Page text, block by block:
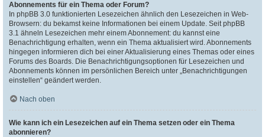
Abonnements für ein Thema oder Forum?
In phpBB 3.0 funktionierten Lesezeichen ähnlich den Lesezeichen in Web-
Browsern: du bekamst keine Informationen bei einem Update. Seit phpBB
3.1 ähneln Lesezeichen mehr einem Abonnement: du kannst eine
Benachrichtigung erhalten, wenn ein Thema aktualisiert wird. Abonnements
hingegen informieren dich bei einer Aktualisierung eines Themas oder eines
Forums des Boards. Die Benachrichtigungsoptionen für Lesezeichen und
Abonnements können im persönlichen Bereich unter „Benachrichtigungen
einstellen“ geändert werden.
Nach oben
Wie kann ich ein Lesezeichen auf ein Thema setzen oder ein Thema
abonnieren?